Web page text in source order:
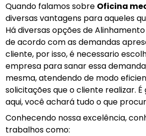
Quando falamos sobre Oficina
diversas vantagens para aqueles
Há diversas opções de
de acordo com as demandas
cliente, por isso, é necessario
empresa para sanar essa
mesma, atendendo de modo
solicitações que o cliente realizar.
aqui, você achará tudo o que
Conhecendo nossa excelência,
trabalhos como: